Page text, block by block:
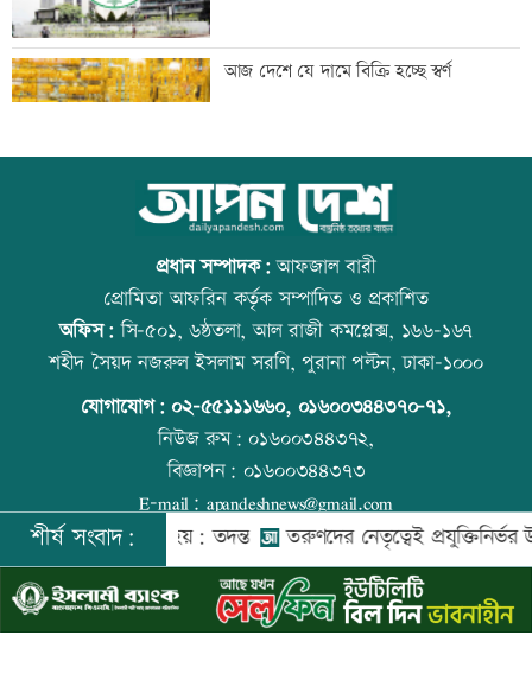
তরুণদের নেতৃত্বেই প্রযুক্তিনির্ভর উন্নয়ন হবে:
তথ্যপ্রযুক্তিমন্ত্রী
লক্ষ্মীপুর জেলা প্রশাসনের ১৪ কর্মকর্তা-
কর্মচারীর বিদায়ী সংবর্ধনা
সব শর্ত মেনে নিলে হরমুজ খুলবো: ইরান
মেসির বাবা মারা গেছেন
বিএনপি গণমাধ্যমের স্বাধীনতায় বিশ্বাস করে:
আজ দেশে যে দামে বিক্রি হচ্ছে স্বর্ণ
আজ বিশ্ব বন্ধু দিবস
কোরআন-হাদিসে নামাজ না পড়ার শাস্তি
আজ স্বর্ণ-রুপা যে দামে বিক্রি হচ্ছে
আজ দেশে স্বর্ণের দাম বাড়ল নাকি কমলো
প্রধান সম্পাদক:আফজাল বারী
প্রোমিতা আফরিন কর্তৃক সম্পাদিত ও প্রকাশিত
অফিস:সি-৫০১, ৬ষ্ঠতলা, আল রাজী কমপ্লেক্স, ১৬৬-১৬৭
শহীদ সৈয়দ নজরুল ইসলাম সরণি, পুরানা পল্টন, ঢাকা-১০০০
যোগাযোগ: ০২-৫৫১১১৬৬০, ০১৬০০৩৪৪৩৭০-৭১,
নিউজ রুম:০১৬০০৩৪৪৩৭২,
বিজ্ঞাপন: ০১৬০০৩৪৪৩৭৩
E-mail: apandeshnews@gmail.com
©২০২৬ |আপন দেশ ডটকমকর্তৃক সর্বসত্ব ® সংরক্ষিত | উন্নয়নে
ইমিথমেকারস.কম
শীর্ষ সংবাদ:
গুম করা হয়: তদন্ত তরুণদের নেতৃত্বেই প্রযুক্তিনির্ভর উন্নয়ন